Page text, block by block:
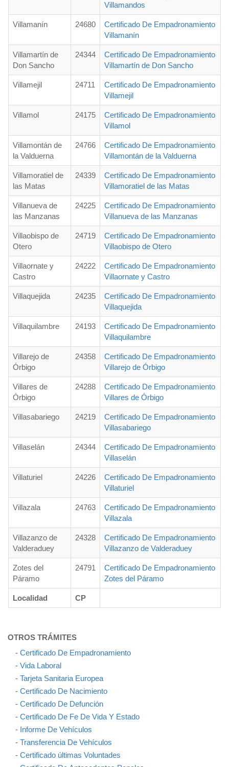
Villamandos
Villamanín 24680
Certificado De Empadronamiento
Villamanín
Villamartín de
Don Sancho
24344
Certificado De Empadronamiento
Villamartín de Don Sancho
Villamejil 24711
Certificado De Empadronamiento
Villamejil
Villamol 24175
Certificado De Empadronamiento
Villamol
Villamontán de
la Valduerna
24766
Certificado De Empadronamiento
Villamontán de la Valduerna
Villamoratiel de
las Matas
24339
Certificado De Empadronamiento
Villamoratiel de las Matas
Villanueva de
las Manzanas
24225
Certificado De Empadronamiento
Villanueva de las Manzanas
Villaobispo de
Otero
24719
Certificado De Empadronamiento
Villaobispo de Otero
Villaornate y
Castro
24222
Certificado De Empadronamiento
Villaornate y Castro
Villaquejida 24235
Certificado De Empadronamiento
Villaquejida
Villaquilambre 24193
Certificado De Empadronamiento
Villaquilambre
Villarejo de
Órbigo
24358
Certificado De Empadronamiento
Villarejo de Órbigo
Villares de
Órbigo
24288
Certificado De Empadronamiento
Villares de Órbigo
Villasabariego 24219
Certificado De Empadronamiento
Villasabariego
Villaselán 24344
Certificado De Empadronamiento
Villaselán
Villaturiel 24226
Certificado De Empadronamiento
Villaturiel
Villazala 24763
Certificado De Empadronamiento
Villazala
Villazanzo de
Valderaduey
24328
Certificado De Empadronamiento
Villazanzo de Valderaduey
Zotes del
Páramo
24791
Certificado De Empadronamiento
Zotes del Páramo
Localidad CP
OTROS TRÁMITES
- Certificado De Empadronamiento
- Vida Laboral
- Tarjeta Sanitaria Europea
- Certificado De Nacimiento
- Certificado De Defunción
- Certificado De Fe De Vida Y Estado
- Informe De Vehículos
- Transferencia De Vehículos
- Certificado últimas Voluntades